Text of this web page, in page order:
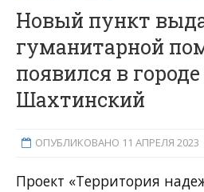
Новый пункт
гуманитарной
появился в
Шахтинский
ОПУБЛИКОВАНО 11 АПРЕЛЯ 2023
Проект «Территория